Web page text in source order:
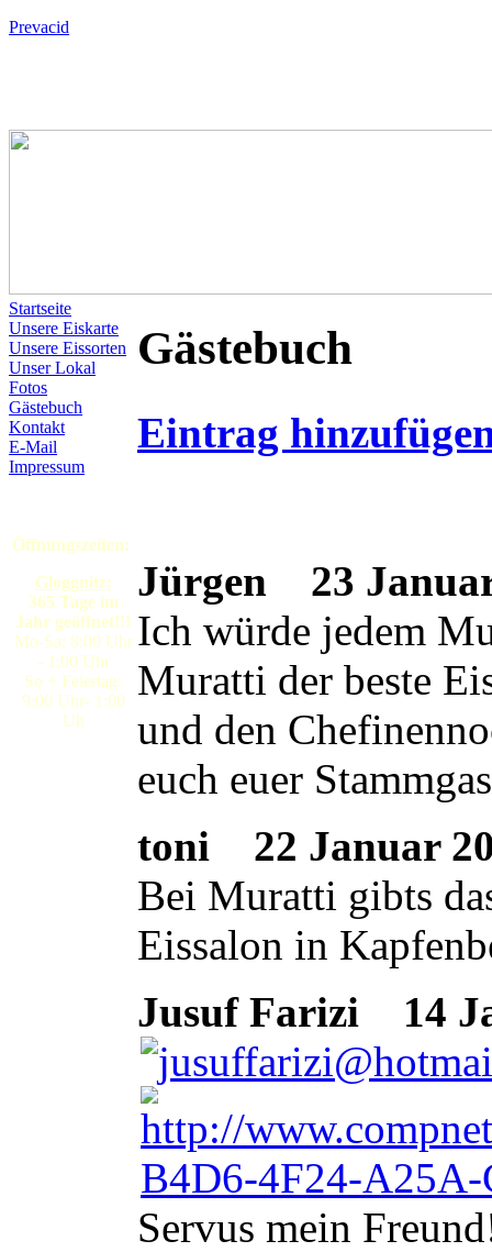
Prevacid
Startseite
Unsere Eiskarte
Unsere Eissorten
Unser Lokal
Fotos
Gästebuch
Kontakt
E-Mail
Impressum
Öffnungszeiten:
Gloggnitz:
365 Tage im
Jahr geöffnet!!!
Mo-Sa: 8:00 Uhr
- 1:00 Uhr
So + Feiertag:
9:00 Uhr- 1:00
Uh
Gästebuch
Eintrag
Jürgen
23
Ich würde jedem
Muratti der beste
und den
euch euer
toni
22 Januar
Bei Muratti gibts
Eissalon in
Jusuf Farizi
14
Servus mein